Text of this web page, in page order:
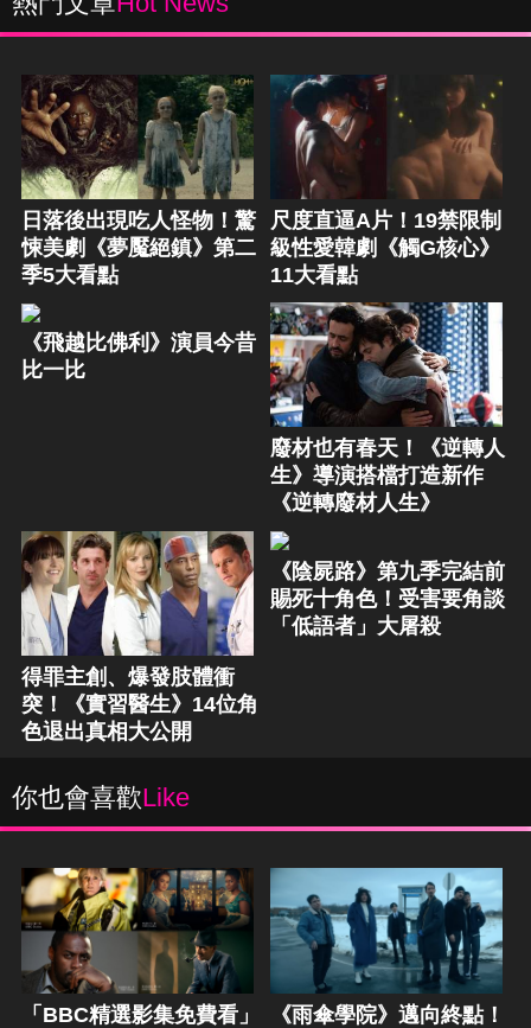
日落後出現吃人怪物！驚
悚美劇《夢魘絕鎮》第二
季5大看點
尺度直逼A片！19禁限制
級性愛韓劇《觸G核心》
11大看點
《飛越比佛利》演員今昔
比一比
廢材也有春天！《逆轉人
生》導演搭檔打造新作
《逆轉廢材人生》
得罪主創、爆發肢體衝
突！《實習醫生》14位角
色退出真相大公開
《陰屍路》第九季完結前
賜死十角色！受害要角談
「低語者」大屠殺
你也會喜歡Like
「BBC精選影集免費看」
《雨傘學院》邁向終點！